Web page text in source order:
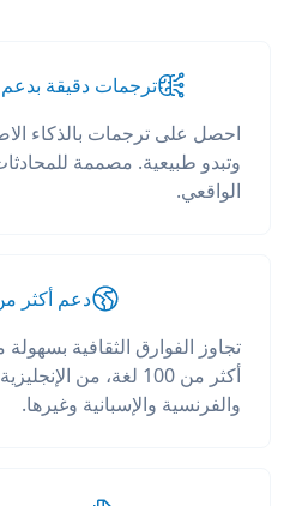
ترجمات دقيقة بدعم
احصل على ترجمات بالذكاء
وتبدو طبيعية. مصممة
الواقعي.
دعم أكثر من 100
أكثر من 100 لغة، من
والفرنسية والإسبانية وغيرها.